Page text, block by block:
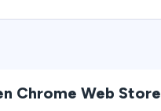
Chrome Web Store